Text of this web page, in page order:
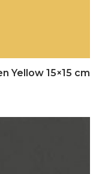
Yellow 15×15 cm